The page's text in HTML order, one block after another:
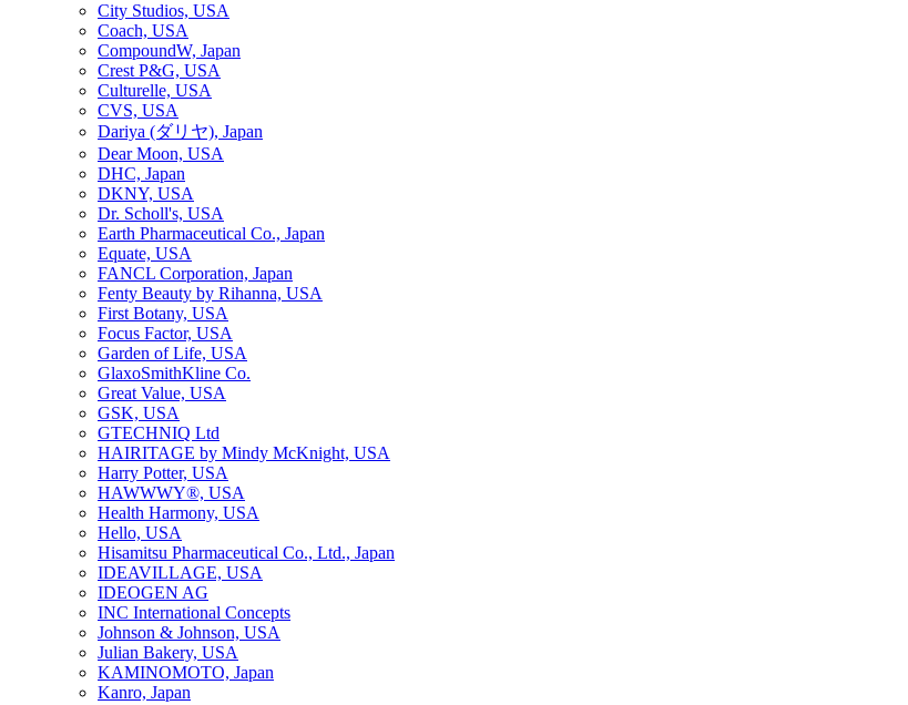
City Studios, USA
Coach, USA
CompoundW, Japan
Crest P&G, USA
Culturelle, USA
CVS, USA
Dariya (ダリヤ), Japan
Dear Moon, USA
DHC, Japan
DKNY, USA
Dr. Scholl's, USA
Earth Pharmaceutical Co., Japan
Equate, USA
FANCL Corporation, Japan
Fenty Beauty by Rihanna, USA
First Botany, USA
Focus Factor, USA
Garden of Life, USA
GlaxoSmithKline Co.
Great Value, USA
GSK, USA
GTECHNIQ Ltd
HAIRITAGE by Mindy McKnight, USA
Harry Potter, USA
HAWWWY®, USA
Health Harmony, USA
Hello, USA
Hisamitsu Pharmaceutical Co., Ltd., Japan
IDEAVILLAGE, USA
IDEOGEN AG
INC International Concepts
Johnson & Johnson, USA
Julian Bakery, USA
KAMINOMOTO, Japan
Kanro, Japan